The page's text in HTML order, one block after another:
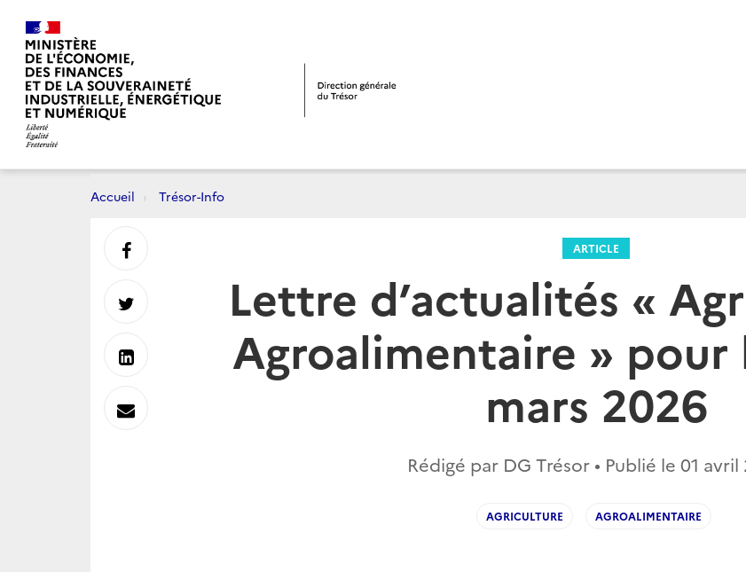
Accueil Trésor-Info
ARTICLE
Lettre d’actualités «
Agroalimentaire » pour
mars 2026
Rédigé par DG Trésor • Publié le 01 avril
AGRICULTURE AGROALIMENTAIRE
Partager
sur
Partager
sur
Partager
sur
Envoyer